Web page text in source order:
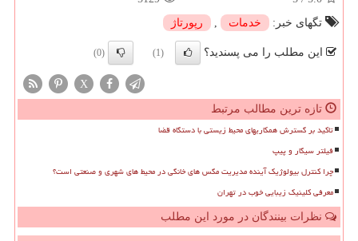
تگهای خبر:
خدمات , رپورتاژ
این مطلب را می پسندید؟ (1)
(0)
X
تازه ترین مطالب مرتبط
تاکید بر گسترش همکاریهای محیط زیستی با دستگاه قضا
فیلتر سیگار و پیپ
چرا کنترل بیولوژیک آینده مدیریت مگس های خانگی در محیط های شهری و صنعتی است؟
معرفی کلینیک زیبایی خوب در تهران
نظرات بینندگان در مورد این مطلب